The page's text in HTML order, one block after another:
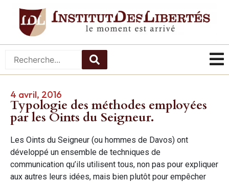
4 avril, 2016
Typologie des méthodes employées
par les Oints du Seigneur.
Les Oints du Seigneur (ou hommes de Davos) ont
développé un ensemble de techniques de
communication qu’ils utilisent tous, non pas pour expliquer
aux autres leurs idées, mais bien plutôt pour empêcher